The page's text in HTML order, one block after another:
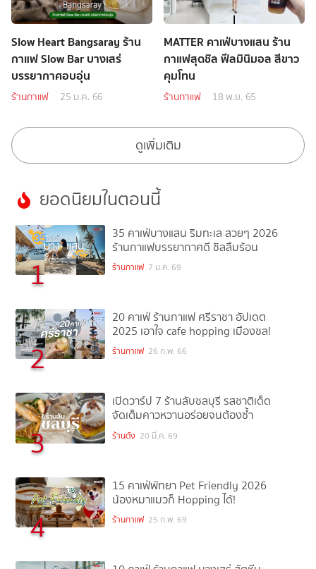
Slow Heart Bangsaray ร้าน
กาแฟ Slow Bar บางเสร่
บรรยากาศอบอุ่น
ร้านกาแฟ 25 ม.ค. 66
MATTER คาเฟ่บางแสน ร้าน
กาแฟสุดชิล ฟีลมินิมอล สีขาว
คุมโทน
ร้านกาแฟ 18 พ.ย. 65
ดูเพิ่มเติม
ยอดนิยมในตอนนี้
1
35 คาเฟ่บางแสน ริมทะเล สวยๆ 2026
ร้านกาแฟบรรยากาศดี ชิลลืมร้อน
ร้านกาแฟ 7 ม.ค. 69
2
20 คาเฟ่ ร้านกาแฟ ศรีราชา อัปเดต
2025 เอาใจ cafe hopping เมืองชล!
ร้านกาแฟ 26 ก.พ. 66
3
เปิดวาร์ป 7 ร้านลับชลบุรี รสชาติเด็ด
จัดเต็มคาวหวานอร่อยจนต้องซ้ำ
ร้านดัง 20 มี.ค. 69
4
15 คาเฟ่พัทยา Pet Friendly 2026
น้องหมาแมวก็ Hopping ได้!
ร้านกาแฟ 25 ก.พ. 69